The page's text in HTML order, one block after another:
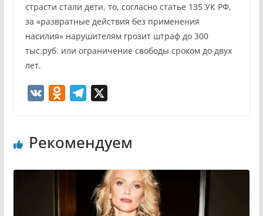
страсти стали дети, то, согласно статье 135 УК РФ,
за «развратные действия без применения
насилия» нарушителям грозит штраф до 300
тыс.руб. или ограничение свободы сроком до двух
лет.
o
s
e
m
Рекомендуем